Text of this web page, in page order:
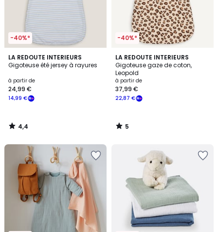
-40%*
LA REDOUTE INTERIEURS
Gigoteuse été jersey à rayures
à partir de
14,99 €
24,99 €
4,4
/ 5
4,4
/
-40%*
LA REDOUTE INTERIEURS
Gigoteuse gaze de coton,
Leopold
à partir de
22,87 €
37,99 €
5
/
5
5
/